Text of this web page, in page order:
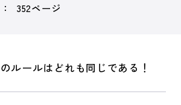
352ページ
ルールはどれも同じである！